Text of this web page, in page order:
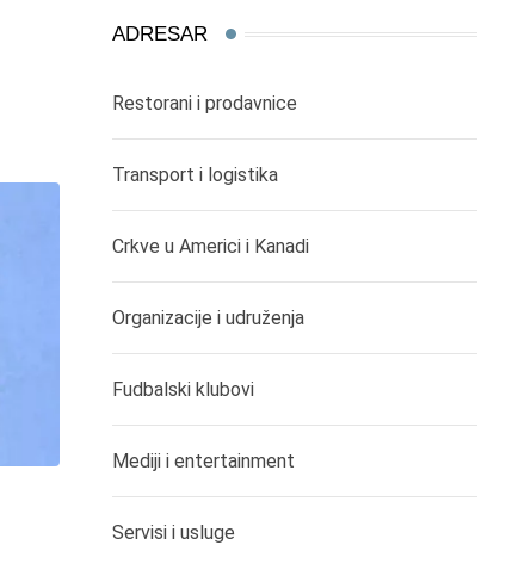
ADRESAR
Restorani i prodavnice
Transport i logistika
Crkve u Americi i Kanadi
Organizacije i udruženja
Fudbalski klubovi
Mediji i entertainment
Servisi i usluge